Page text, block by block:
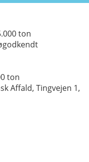
ton
ton
Affald, Tingvejen 1,